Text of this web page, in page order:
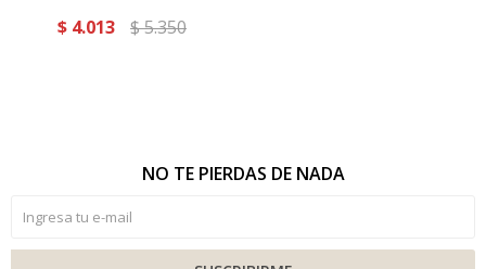
$ 4.013 $5.350
NO TE PIERDAS DE NADA